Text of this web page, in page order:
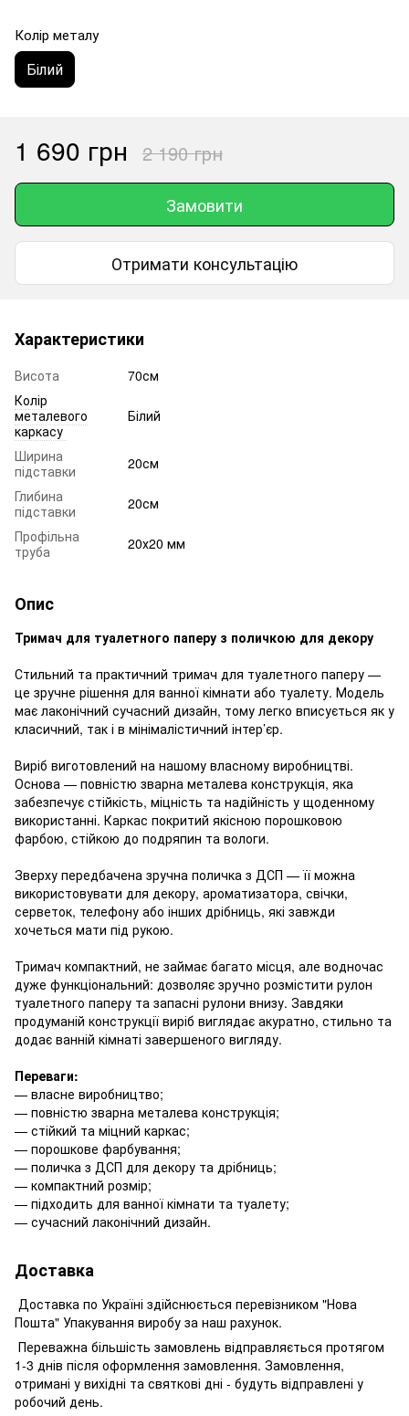
Колір металу
Білий
1 690 грн 2 190 грн
Замовити
Отримати консультацію
Характеристики
Висота
70см
Колір
металевого
каркасу
Білий
Ширина
підставки
20см
Глибина
підставки
20см
Профільна
труба
20х20 мм
Опис
Тримач для туалетного паперу з поличкою для декору
Стильний та практичний тримач для туалетного паперу —
це зручне рішення для ванної кімнати або туалету. Модель
має лаконічний сучасний дизайн, тому легко вписується як у
класичний, так і в мінімалістичний інтер’єр.
Виріб виготовлений на нашому власному виробництві.
Основа — повністю зварна металева конструкція, яка
забезпечує стійкість, міцність та надійність у щоденному
використанні. Каркас покритий якісною порошковою
фарбою, стійкою до подряпин та вологи.
Зверху передбачена зручна поличка з ДСП — її можна
використовувати для декору, ароматизатора, свічки,
серветок, телефону або інших дрібниць, які завжди
хочеться мати під рукою.
Тримач компактний, не займає багато місця, але водночас
дуже функціональний: дозволяє зручно розмістити рулон
туалетного паперу та запасні рулони внизу. Завдяки
продуманій конструкції виріб виглядає акуратно, стильно та
додає ванній кімнаті завершеного вигляду.
Переваги:
— власне виробництво;
— повністю зварна металева конструкція;
— стійкий та міцний каркас;
— порошкове фарбування;
— поличка з ДСП для декору та дрібниць;
— компактний розмір;
— підходить для ванної кімнати та туалету;
— сучасний лаконічний дизайн.
Доставка
Доставка по Україні здійснюється перевізником "Нова
Пошта" Упакування виробу за наш рахунок.
Переважна більшість замовлень відправляється протягом
1-3 днів після оформлення замовлення. Замовлення,
отримані у вихідні та святкові дні - будуть відправлені у
робочий день.